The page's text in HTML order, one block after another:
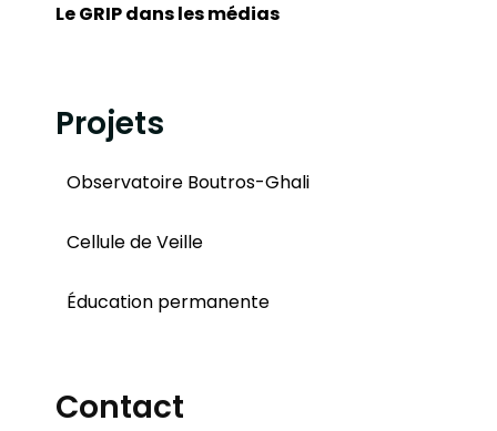
Le GRIP dans les médias
Projets
Observatoire Boutros-Ghali
Cellule de Veille
Éducation permanente
Contact